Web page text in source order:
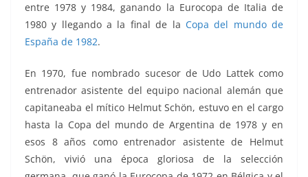
entre 1978 y 1984, ganando la Eurocopa de Italia de
1980 y llegando a la final de la Copa del mundo de
España de 1982.
En 1970, fue nombrado sucesor de Udo Lattek como
entrenador asistente del equipo nacional alemán que
capitaneaba el mítico Helmut Schön, estuvo en el cargo
hasta la Copa del mundo de Argentina de 1978 y en
esos 8 años como entrenador asistente de Helmut
Schön, vivió una época gloriosa de la selección